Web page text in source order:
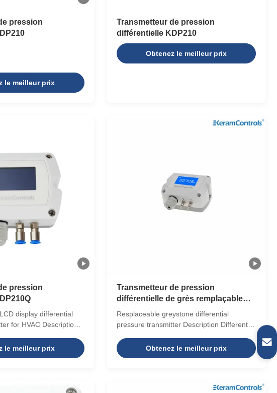
pression
le meilleur prix
Transmetteur de pression
différentielle KDP210
Obtenez le meilleur prix
pression
display differential
for HVAC Description
with and without
to choose from with
M16*1.5 to tighten the
le meilleur prix
Transmetteur de pression
différentielle de grès remplaçable
avec protection IP65
Resplaceable greystone differential
pressure transmitter Description Differential
difference between two pressures. They
use a reference point called the low-side
marked high-side and low-side. The DP
Obtenez le meilleur prix